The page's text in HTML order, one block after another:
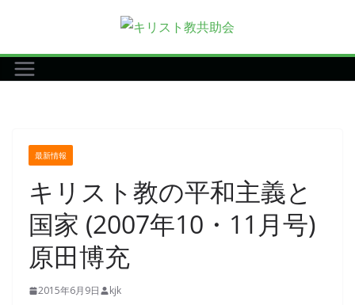
テ
ン
最新情報
キリスト教の平和主義と
国家 (2007年10・11月号)
原田博充
2015年6月9日 kjk